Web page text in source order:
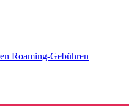
Roaming-Gebühren